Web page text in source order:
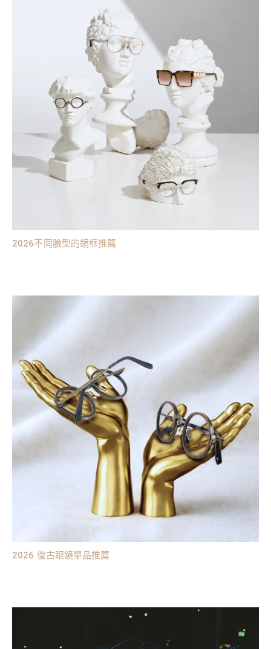
2026不同臉型的鏡框推薦
2026 復古眼鏡單品推薦